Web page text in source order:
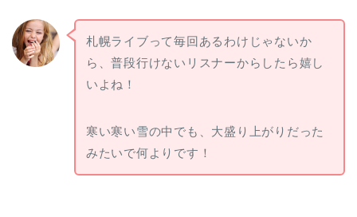
札幌ライブって毎回あるわけじゃないか
ら、普段行けないリスナーからしたら嬉し
いよね！
寒い寒い雪の中でも、大盛り上がりだった
みたいで何よりです！